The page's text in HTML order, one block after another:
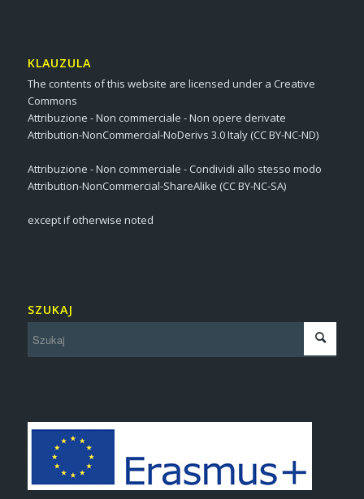
KLAUZULA
The contents of this website are licensed under a Creative
Commons
Attribuzione - Non commerciale - Non opere derivate
Attribution-NonCommercial-NoDerivs 3.0 Italy (CC BY-NC-ND)
Attribuzione - Non commerciale - Condividi allo stesso modo
Attribution-NonCommercial-ShareAlike (CC BY-NC-SA)
except if otherwise noted
SZUKAJ